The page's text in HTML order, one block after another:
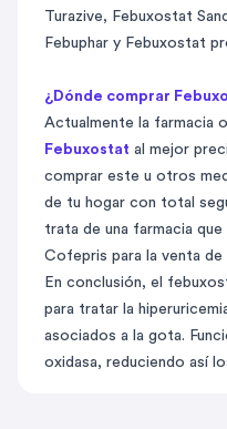
Turazive, Febuxostat
Febuphar y Febuxostat
¿Dónde comprar
Actualmente la farmacia
Febuxostat al mejor
comprar este u otros
de tu hogar con total
trata de una farmacia
Cofepris para la venta de
En conclusión, el
para tratar la
asociados a la gota.
oxidasa, reduciendo así